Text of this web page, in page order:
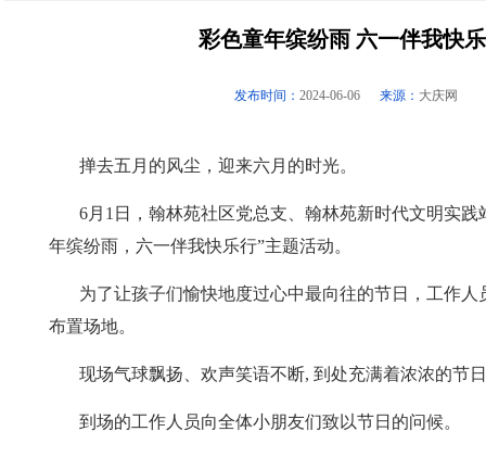
彩色童年缤纷雨 六一伴我快
发布时间： 2024-06-06 来源： 大庆网
掸去五月的风尘，迎来六月的时光。
6月1日，翰林苑社区党总支、翰林苑新时代文明实践
年缤纷雨，六一伴我快乐行”主题活动。
为了让孩子们愉快地度过心中最向往的节日，工作人
布置场地。
现场气球飘扬、欢声笑语不断, 到处充满着浓浓的节
到场的工作人员向全体小朋友们致以节日的问候。